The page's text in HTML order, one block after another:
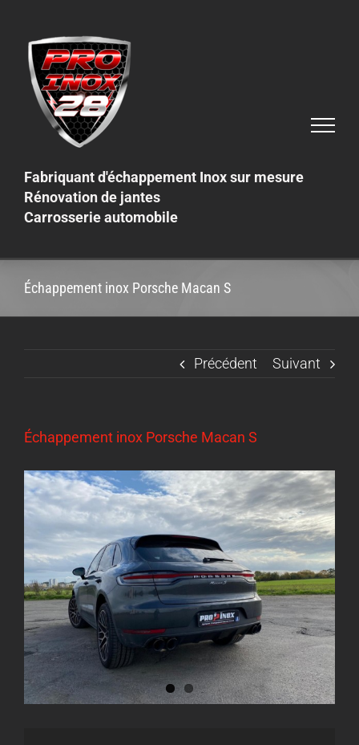
content
Fabriquant d'échappement Inox sur mesure
Rénovation de jantes
Carrosserie automobile
Échappement inox Porsche Macan S
Précédent Suivant
Échappement inox Porsche Macan S